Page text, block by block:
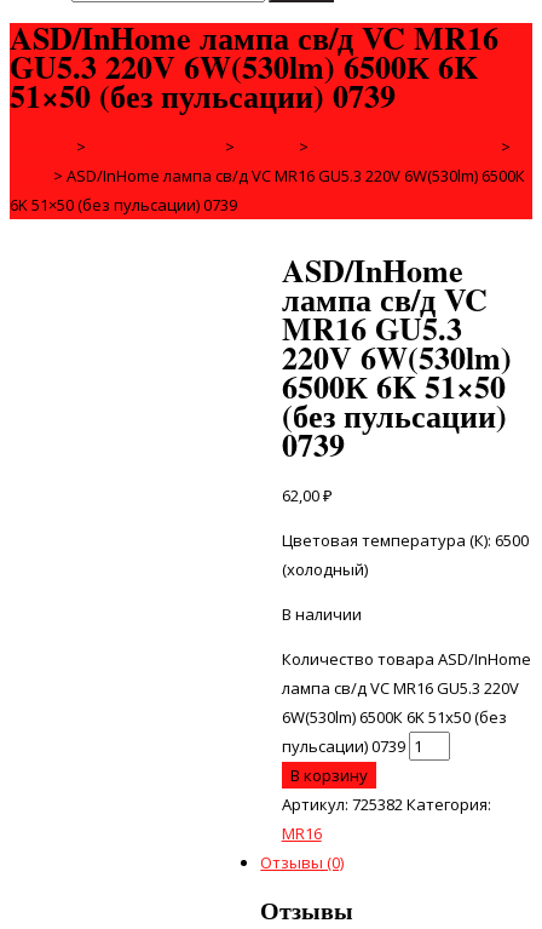
ASD/InHome лампа св/д VC MR16
GU5.3 220V 6W(530lm) 6500К 6K
51×50 (без пульсации) 0739
> > >
>
> ASD/InHome лампа св/д VC MR16 GU5.3 220V 6W(530lm) 6500К
6K 51×50 (без пульсации) 0739
ASD/InHome
лампа св/д VC
MR16 GU5.3
220V 6W(530lm)
6500К 6K 51×50
(без пульсации)
0739
62,00₽
Цветовая температура (К): 6500
(холодный)
В наличии
Количество товара ASD/InHome
лампа св/д VC MR16 GU5.3 220V
6W(530lm) 6500К 6K 51x50 (без
пульсации) 0739
В корзину
Артикул: 725382Категория:
MR16
Отзывы (0)
Отзывы